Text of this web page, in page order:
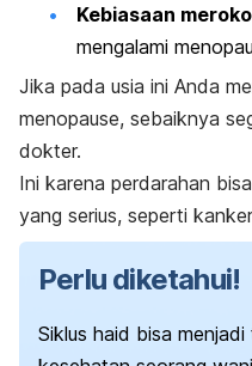
Kebiasaan
mengalami
Jika pada usia ini Anda
menopause, sebaiknya
dokter.
Ini karena perdarahan
yang serius, seperti
Perlu diketahui!
Siklus haid bisa